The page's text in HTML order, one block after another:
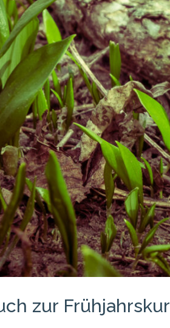
zur Frühjahrskur